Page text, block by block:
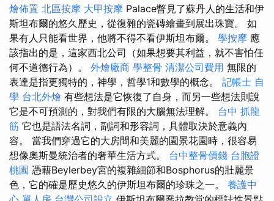
燴佈置 北區按摩 大甲按摩 Palace瞥見了蘇丹人的生活和伊
斯坦布爾的悠久歷史，從復雜的瓷磚繪畫到展出珠寶。 如
果有人只能看世界，他將不得不看伊斯坦布爾。 學按摩 應
該指出的是，這家西北公司（如果想要其利益，就不害怕任
何不道德行為）。 外燴廠商 學整骨 清潔公司費用 無限的
表達是指更獨特的，神學，哲學1和數學的概念。 記帳士 自
學 台北外燴 有些想法是它恢復了自身，而另一些想法則說
它是不可預測的，對我們有限的大腦無法理解。 台中 抓龍
筋 它也是語法名詞，副詞和形容詞，具體取決於意義內
容。 當我們穿過它的大房間和美麗的園景花園時，很容易
想像奧斯曼統治者的奢華生活方式。 台中整骨價錢 台胞證
桃園 憑藉Beylerbey宮的複雜細節和Bosphorus的壯麗景
色，它的確是歷史悠久的伊斯坦布爾的珍珠之一。 養護中